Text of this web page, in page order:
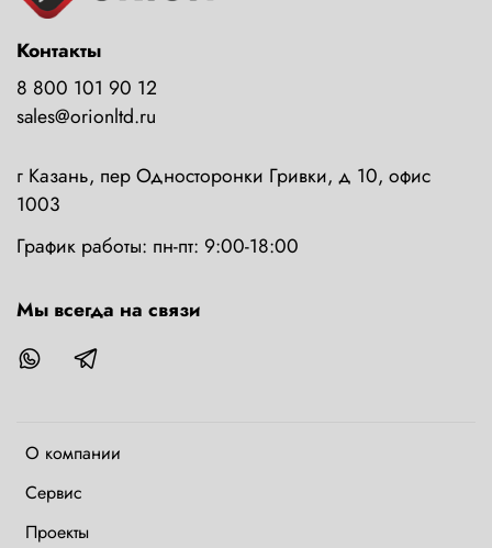
О компании
Сервис
Проекты
Контакты
8 800 101 90 12
sales@orionltd.ru
г Казань, пер Односторонки Гривки, д 10, офис
1003
График работы: пн-пт: 9:00-18:00
Мы всегда на связи